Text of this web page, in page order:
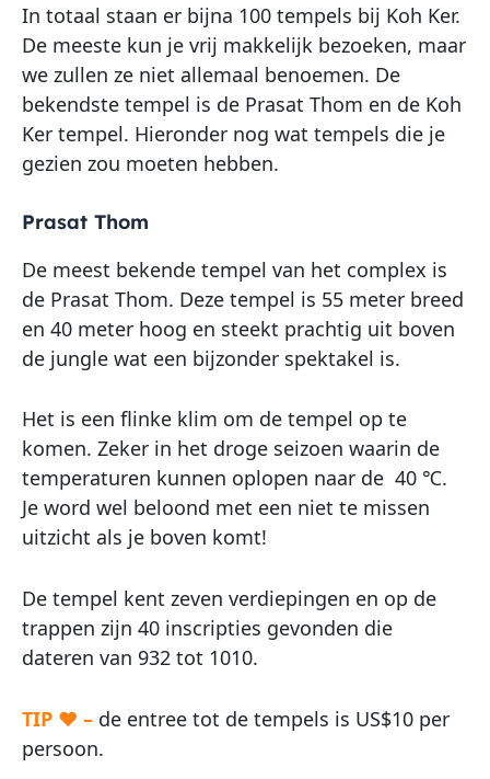
In totaal staan er bijna 100 tempels bij Koh Ker.
De meeste kun je vrij makkelijk bezoeken, maar
we zullen ze niet allemaal benoemen. De
bekendste tempel is de Prasat Thom en de Koh
Ker tempel. Hieronder nog wat tempels die je
gezien zou moeten hebben.
Prasat Thom
De meest bekende tempel van het complex is
de Prasat Thom. Deze tempel is 55 meter breed
en 40 meter hoog en steekt prachtig uit boven
de jungle wat een bijzonder spektakel is.
Het is een flinke klim om de tempel op te
komen. Zeker in het droge seizoen waarin de
temperaturen kunnen oplopen naar de 40 ℃.
Je word wel beloond met een niet te missen
uitzicht als je boven komt!
De tempel kent zeven verdiepingen en op de
trappen zijn 40 inscripties gevonden die
dateren van 932 tot 1010.
TIP ♥ – de entree tot de tempels is US$10 per
persoon.